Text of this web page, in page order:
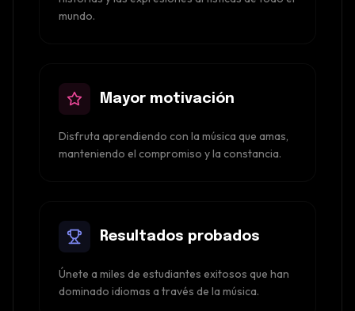
mundo.
Mayor motivación
Disfruta aprendiendo con la música que amas,
manteniendo el compromiso y la constancia.
Resultados probados
Únete a miles de estudiantes exitosos que han
dominado idiomas a través de la música.